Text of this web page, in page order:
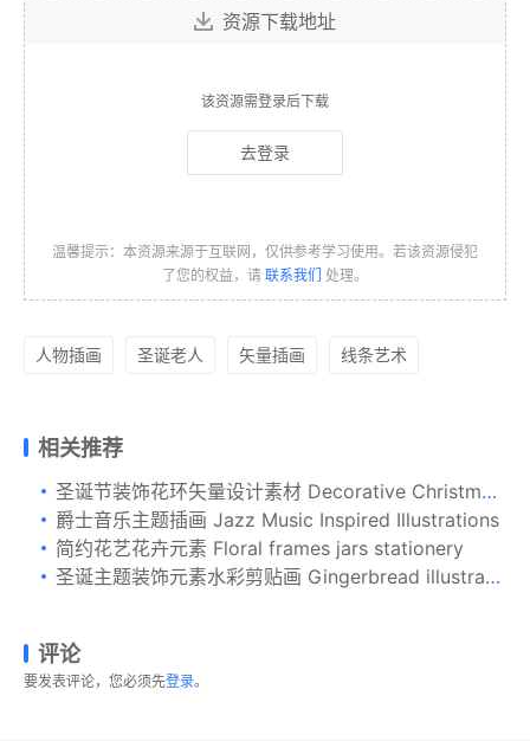
资源下载地址
该资源需登录后下载
去登录
温馨提示：本资源来源于互联网，仅供参考学习使用。若该资源侵犯
了您的权益，请 联系我们 处理。
人物插画 圣诞老人 矢量插画 线条艺术
相关推荐
圣诞节装饰花环矢量设计素材 Decorative Christmas Wreath
爵士音乐主题插画 Jazz Music Inspired Illustrations
简约花艺花卉元素 Floral frames jars stationery
圣诞主题装饰元素水彩剪贴画 Gingerbread illustration, watercolor clipart
评论
要发表评论，您必须先登录。